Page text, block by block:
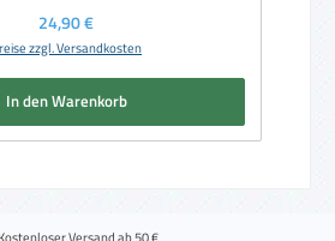
Regulärer Preis:
24,90 €
zzgl. Versandkosten
In den Warenkorb